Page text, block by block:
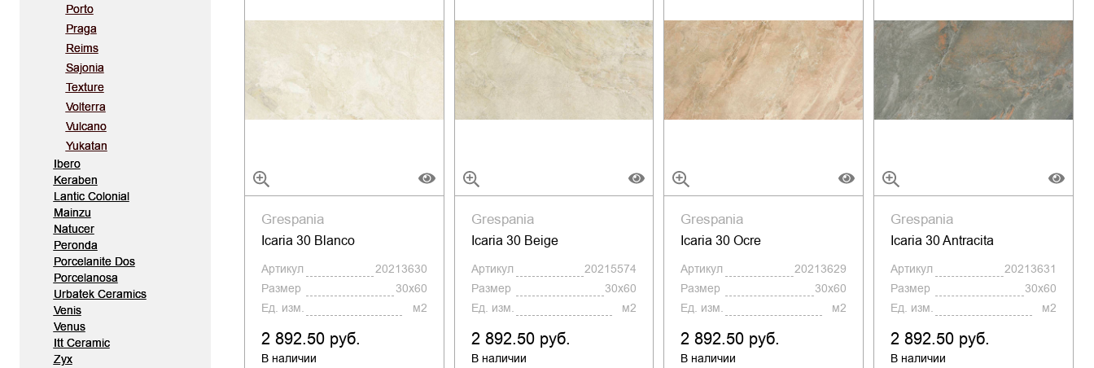
Porto
Praga
Reims
Sajonia
Texture
Volterra
Vulcano
Yukatan
Ibero
Keraben
Lantic Colonial
Mainzu
Natucer
Peronda
Porcelanite Dos
Porcelanosa
Urbatek Ceramics
Venis
Venus
Itt Ceramic
Zyx
Grespania
Icaria 30 Blanco
Артикул
20213630
Размер
30x60
Ед. изм.
м2
2 892.50 руб.
В наличии
Grespania
Icaria 30 Beige
Артикул
20215574
Размер
30x60
Ед. изм.
м2
2 892.50 руб.
В наличии
Grespania
Icaria 30 Ocre
Артикул
20213629
Размер
30x60
Ед. изм.
м2
2 892.50 руб.
В наличии
Grespania
Icaria 30 Antracita
Артикул
20213631
Размер
30x60
Ед. изм.
м2
2 892.50 руб.
В наличии